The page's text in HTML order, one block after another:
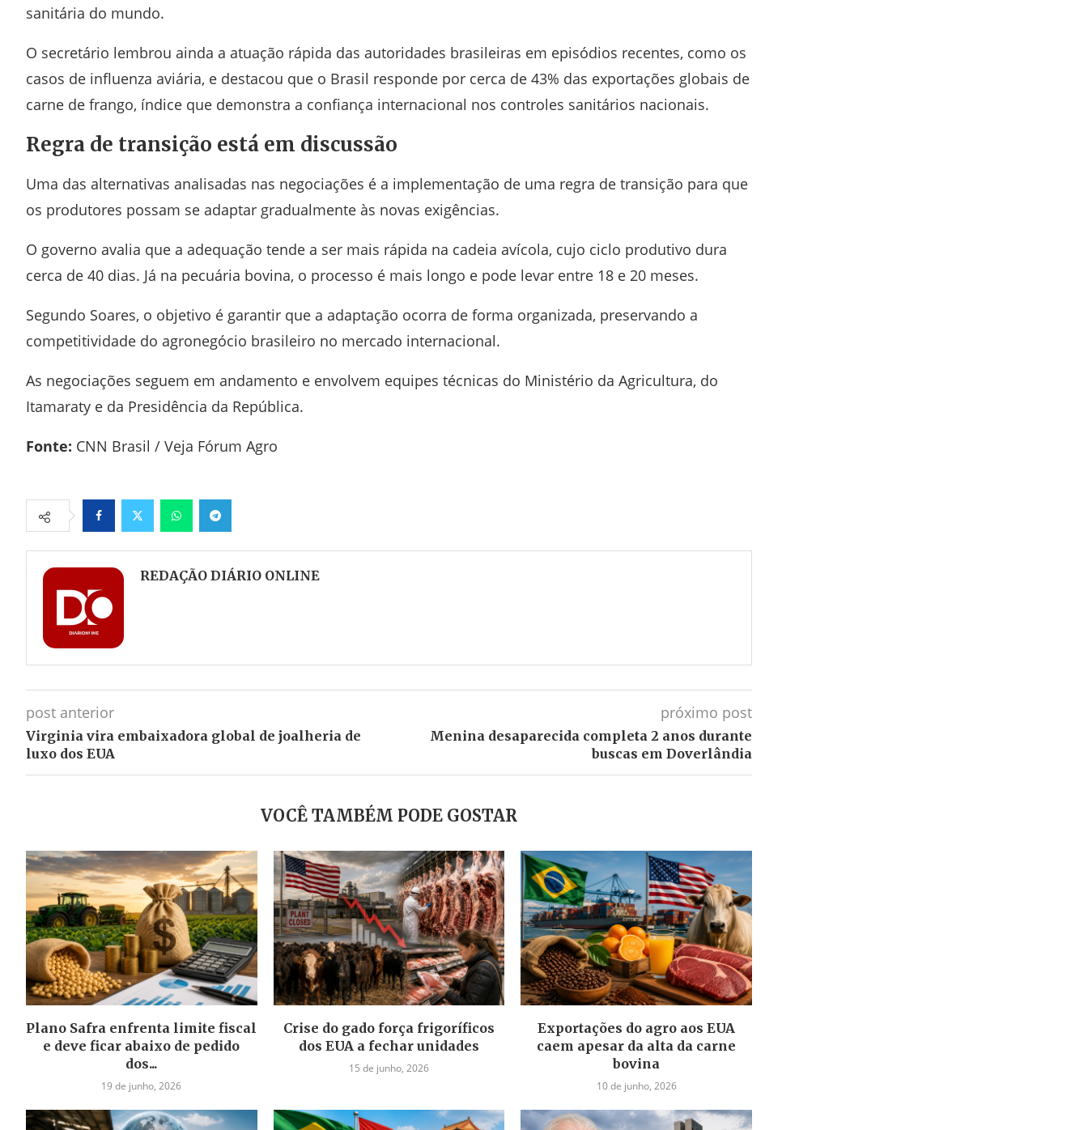
sanitária do mundo.
O secretário lembrou ainda a atuação rápida das autoridades brasileiras em episódios recentes, como os
casos de influenza aviária, e destacou que o Brasil responde por cerca de 43% das exportações globais de
carne de frango, índice que demonstra a confiança internacional nos controles sanitários nacionais.
Regra de transição está em discussão
Uma das alternativas analisadas nas negociações é a implementação de uma regra de transição para que
os produtores possam se adaptar gradualmente às novas exigências.
O governo avalia que a adequação tende a ser mais rápida na cadeia avícola, cujo ciclo produtivo dura
cerca de 40 dias. Já na pecuária bovina, o processo é mais longo e pode levar entre 18 e 20 meses.
Segundo Soares, o objetivo é garantir que a adaptação ocorra de forma organizada, preservando a
competitividade do agronegócio brasileiro no mercado internacional.
As negociações seguem em andamento e envolvem equipes técnicas do Ministério da Agricultura, do
Itamaraty e da Presidência da República.
Fonte: CNN Brasil / Veja Fórum Agro
FacebookTwitter WhatsappTelegram
REDAÇÃO DIÁRIO ONLINE
post anterior
Virginia vira embaixadora global de joalheria de
luxo dos EUA
próximo post
Menina desaparecida completa 2 anos durante
buscas em Doverlândia
VOCÊ TAMBÉM PODE GOSTAR
Plano Safra enfrenta limite fiscal
e deve ficar abaixo de pedido
dos...
19 de junho, 2026
Crise do gado força frigoríficos
dos EUA a fechar unidades
15 de junho, 2026
Exportações do agro aos EUA
caem apesar da alta da carne
bovina
10 de junho, 2026